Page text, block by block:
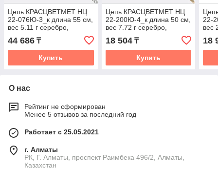
Цепь КРАСЦВЕТМЕТ НЦ
22-076Ю-3_к длина 55 см,
вес 5.11 г серебро,
плетение двойной ромб
44 686 ₸
Купить
Цепь КРАСЦВЕТМЕТ НЦ
22-200Ю-4_к длина 50 см,
вес 7.72 г серебро,
плетение нонна
18 504₸
Купить
22-
вес
18
О нас
Рейтинг не сформирован
Менее 5 отзывов за последний год
Работает с 25.05.2021
г. Алматы
РК, Г. Алматы, проспект Раимбека 496/2, Алматы,
Казахстан